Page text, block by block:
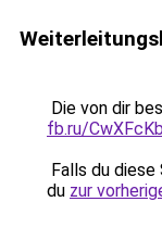
Die von dir
fb.ru/
Falls du
du zur